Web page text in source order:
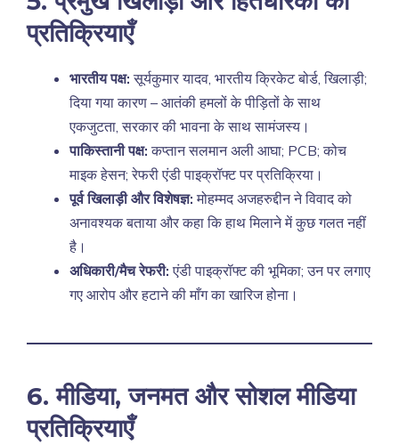
प्रतिक्रियाएँ
भारतीय पक्ष: सूर्यकुमार यादव, भारतीय क्रिकेट बोर्ड, खिलाड़ी;
दिया गया कारण – आतंकी हमलों के पीड़ितों के साथ
एकजुटता, सरकार की भावना के साथ सामंजस्य।
पाकिस्तानी पक्ष: कप्तान सलमान अली आघा; PCB; कोच
माइक हेसन; रेफरी एंडी पाइक्रॉफ्ट पर प्रतिक्रिया।
पूर्व खिलाड़ी और विशेषज्ञ: मोहम्मद अजहरुद्दीन ने विवाद को
अनावश्यक बताया और कहा कि हाथ मिलाने में कुछ गलत नहीं
है।
अधिकारी/मैच रेफरी: एंडी पाइक्रॉफ्ट की भूमिका; उन पर लगाए
गए आरोप और हटाने की माँग का खारिज होना।
6. मीडिया, जनमत और सोशल मीडिया
प्रतिक्रियाएँ